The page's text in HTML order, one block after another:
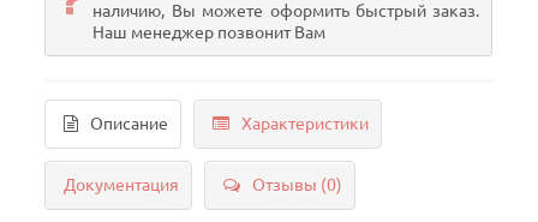
наличию, Вы можете оформить быстрый заказ.
Наш менеджер позвонит Вам
Описание Характеристики
Документация Отзывы (0)